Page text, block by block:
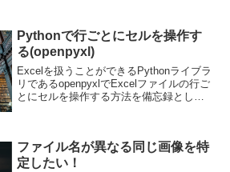
+AWS Lambda」で作った場合の費用を
検討します。
Pythonで行ごとにセルを操作す
る(openpyxl)
Excelを扱うことができるPythonライブラ
リであるopenpyxlでExcelファイルの行ご
とにセルを操作する方法を備忘録として
ファイル名が異なる同じ画像を特
定したい！